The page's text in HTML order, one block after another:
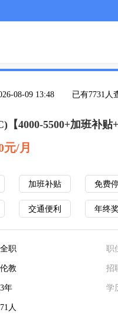
08-09 13:48 已有7731人
【4000-5500+加班补贴
元/月
加班补贴 免费
交通便利 年终奖
全职
伦教
3年
71人
职
招
学